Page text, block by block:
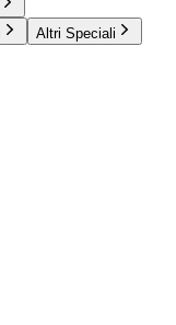
Altri Speciali